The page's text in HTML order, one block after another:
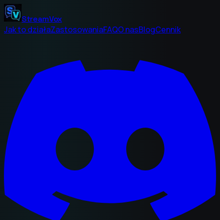
StreamVox
Jak to działaZastosowaniaFAQO nasBlogCennik